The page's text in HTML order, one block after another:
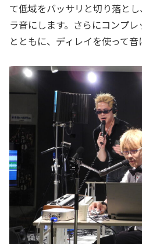
て低域をバッサリと切り落と
ラ音にします。さらにコンプ
とともに、ディレイを使って音